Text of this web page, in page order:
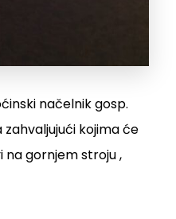
načelnik gosp.
kojima će
na gornjem stroju ,